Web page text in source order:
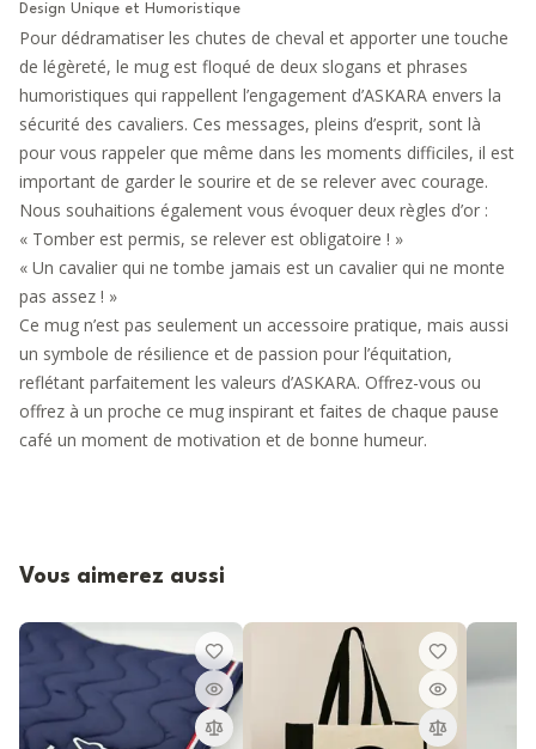
Design Unique et Humoristique
Pour dédramatiser les chutes de cheval et apporter une touche
de légèreté, le mug est floqué de deux slogans et phrases
humoristiques qui rappellent l’engagement d’ASKARA envers la
sécurité des cavaliers. Ces messages, pleins d’esprit, sont là
pour vous rappeler que même dans les moments difficiles, il est
important de garder le sourire et de se relever avec courage.
Nous souhaitions également vous évoquer deux règles d’or :
« Tomber est permis, se relever est obligatoire ! »
« Un cavalier qui ne tombe jamais est un cavalier qui ne monte
pas assez ! »
Ce mug n’est pas seulement un accessoire pratique, mais aussi
un symbole de résilience et de passion pour l’équitation,
reflétant parfaitement les valeurs d’ASKARA. Offrez-vous ou
offrez à un proche ce mug inspirant et faites de chaque pause
café un moment de motivation et de bonne humeur.
Vous aimerez aussi